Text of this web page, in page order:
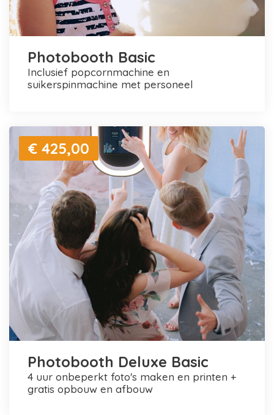
Photobooth Basic
inclusief popcornmachine en
suikerspinmachine met personeel
€ 425,00
Photobooth Deluxe Basic
4 uur onbeperkt foto's maken en printen +
gratis opbouw en afbouw